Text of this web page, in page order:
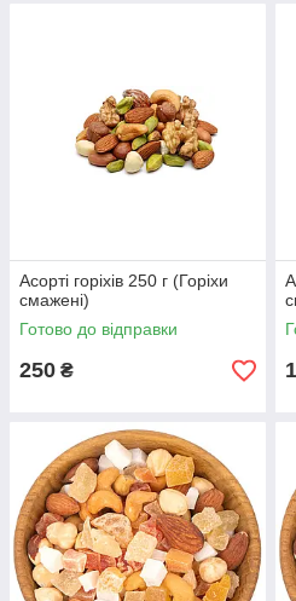
Асорті горіхів 250 г (Горіхи
смажені)
Готово до відправки
250 ₴